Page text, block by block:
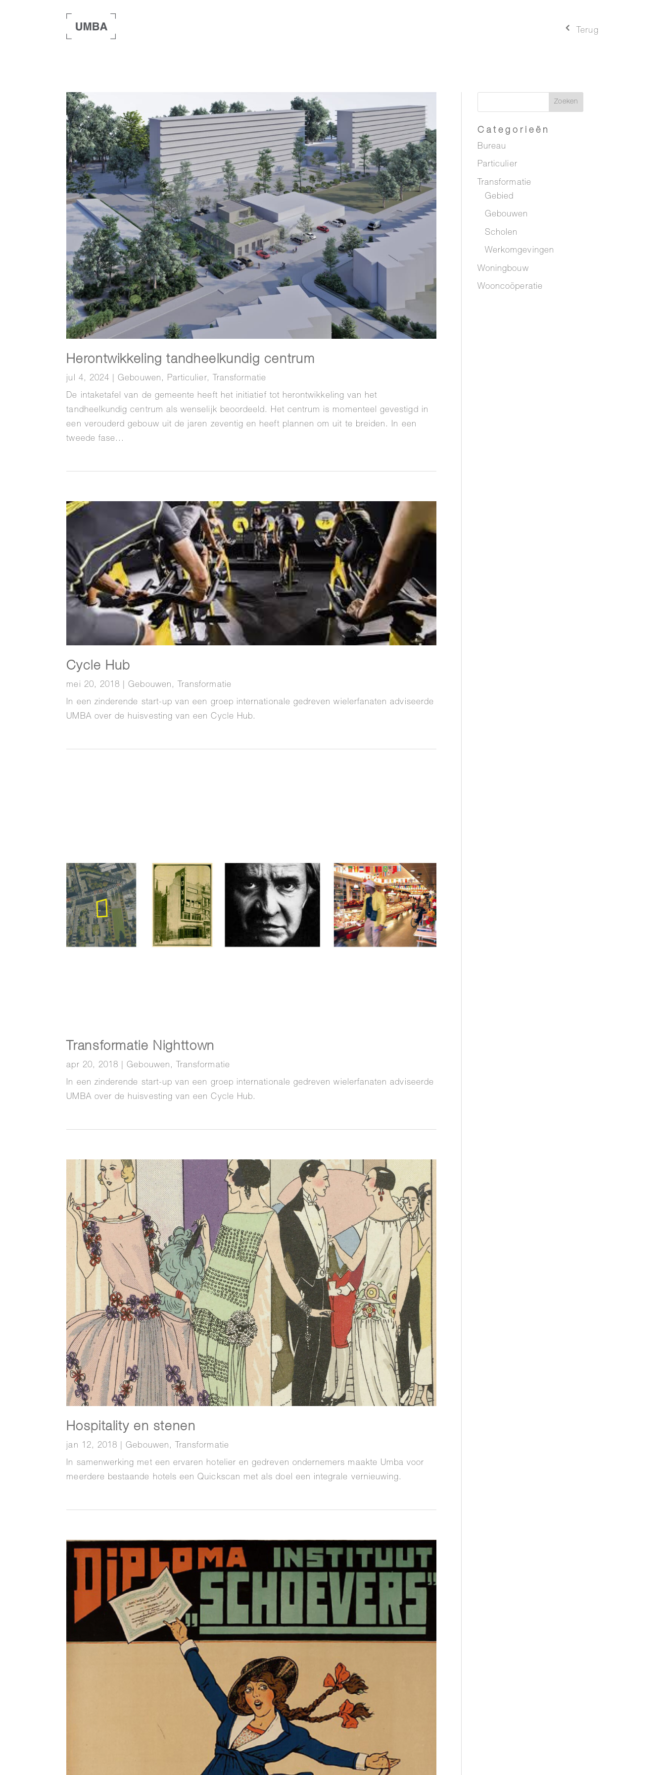
4 Terug
Herontwikkeling tandheelkundig centrum
jul 4, 2024 |Gebouwen , Particulier, Transformatie
De intaketafel van de gemeente heeft het initiatief tot herontwikkeling van het
tandheelkundig centrum als wenselijk beoordeeld. Het centrum is momenteel gevestigd in
een verouderd gebouw uit de jaren zeventig en heeft plannen om uit te breiden. In een
tweede fase...
Cycle Hub
mei 20, 2018 |Gebouwen , Transformatie
In een zinderende start-up van een groep internationale gedreven wielerfanaten adviseerde
UMBA over de huisvesting van een Cycle Hub.
Transformatie Nighttown
apr 20, 2018 |Gebouwen , Transformatie
In een zinderende start-up van een groep internationale gedreven wielerfanaten adviseerde
UMBA over de huisvesting van een Cycle Hub.
Hospitality en stenen
jan 12, 2018 |Gebouwen , Transformatie
In samenwerking met een ervaren hotelier en gedreven ondernemers maakte Umba voor
meerdere bestaande hotels een Quickscan met als doel een integrale vernieuwing.
Categorieën
Bureau
Particulier
Transformatie
Gebied
Gebouwen
Scholen
Werkomgevingen
Woningbouw
Wooncoöperatie